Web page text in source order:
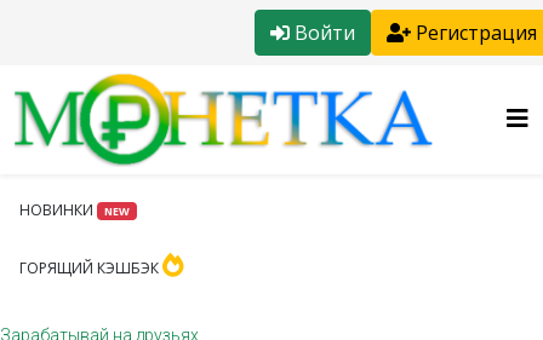
Войти Регистрация
НОВИНКИ NEW
ГОРЯЩИЙ КЭШБЭК
Зарабатывай на друзьях